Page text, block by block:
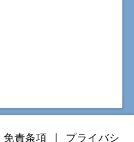
免責条項 | プライバシ